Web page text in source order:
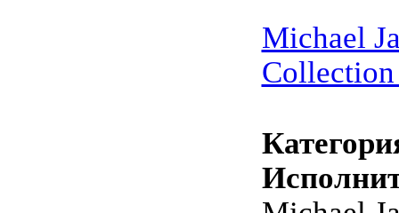
Michael